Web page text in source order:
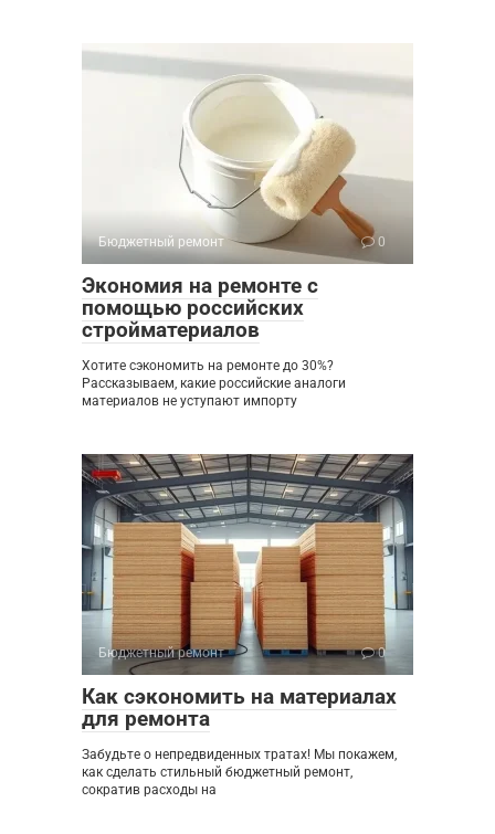
Бюджетный ремонт 0
Экономия на ремонте с
помощью российских
стройматериалов
Хотите сэкономить на ремонте до 30%?
Рассказываем, какие российские аналоги
материалов не уступают импорту
Бюджетный ремонт 0
Как сэкономить на материалах
для ремонта
Забудьте о непредвиденных тратах! Мы покажем,
как сделать стильный бюджетный ремонт,
сократив расходы на